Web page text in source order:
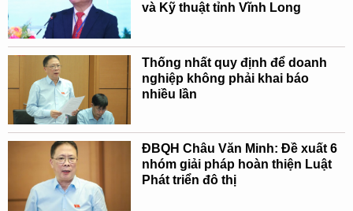
và Kỹ thuật tỉnh Vĩnh Long
Thống nhất quy định để doanh
nghiệp không phải khai báo
nhiều lần
ĐBQH Châu Văn Minh: Đề xuất 6
nhóm giải pháp hoàn thiện Luật
Phát triển đô thị